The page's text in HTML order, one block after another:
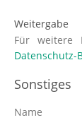
Weitergabe
Für weitere
Datenschutz-
Sonstiges
Name